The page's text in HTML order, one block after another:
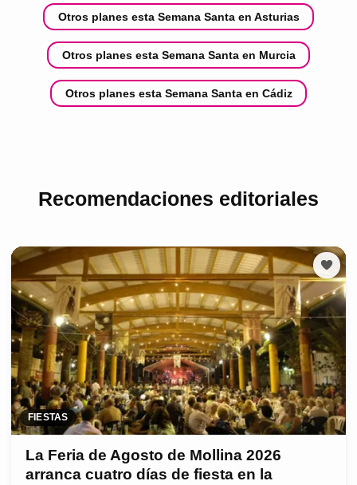
Otros planes esta Semana Santa en Asturias
Otros planes esta Semana Santa en Murcia
Otros planes esta Semana Santa en Cádiz
Recomendaciones editoriales
FIESTAS
La Feria de Agosto de Mollina 2026
arranca cuatro días de fiesta en la